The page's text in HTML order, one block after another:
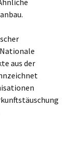
aus der